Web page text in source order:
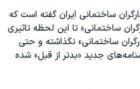
ساختمانی ایران گفته است که
ساختمانی» تا این لحظه تاثیری
ساختمانی» نگذاشته و حتی
جدید «بدتر از قبل» شده